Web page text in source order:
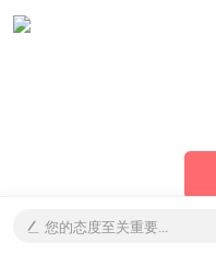
您的态度至关重要...